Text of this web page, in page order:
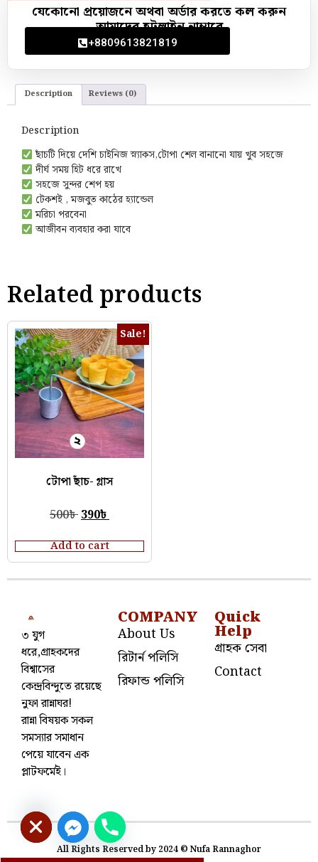
যেকোনো প্রয়োজনে অথবা অর্ডার করতে কল করুন
আমাদের হটলাইন নাম্বারে
+8809613821819
Description Reviews (0)
Description
ছাঁচটি দিয়ে দেশি চাইনিজ স্ন্যাকস,টোপা শেল বানানো যায় খুব সহজে
দীর্ঘ সময় হিট ধরে রাখে
সহজে সুন্দর শেপ হয়
টেকশই , মজবুত কাঠের হ‍্যান্ডেল
মরিচা পরবেনা
আজীবন ব‍্যবহার করা যাবে
Related products
Sale!
টোপা ছাঁচ- গ্লাস
500৳390৳
Add to cart
৩ যুগ
ধরে,গ্রাহকদের
বিশ্বাসের
কেন্দ্রবিন্দুতে রয়েছে
নুফা রান্নাঘর!
রান্না বিষয়ক সকল
সমস্যার সমাধান
পেয়ে যাবেন এক
প্লাটফর্মেই।
COMPANY
About Us
রিটার্ন পলিসি
রিফান্ড পলিসি
Quick
Help
গ্রাহক সেবা
Contact
All Rights Reserved by 2024 © Nufa Rannaghor